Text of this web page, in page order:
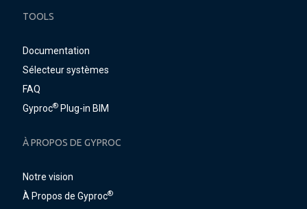
TOOLS
Documentation
Sélecteur systèmes
FAQ
Gyproc® Plug-in BIM
À PROPOS DE GYPROC
Notre vision
À Propos de Gyproc®